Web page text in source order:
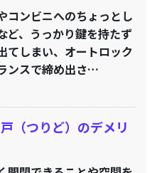
コンビニへのちょっとし
ど、うっかり鍵を持たず
てしまい、オートロック
ンスで締め出さ…
（つりど）のデメリ